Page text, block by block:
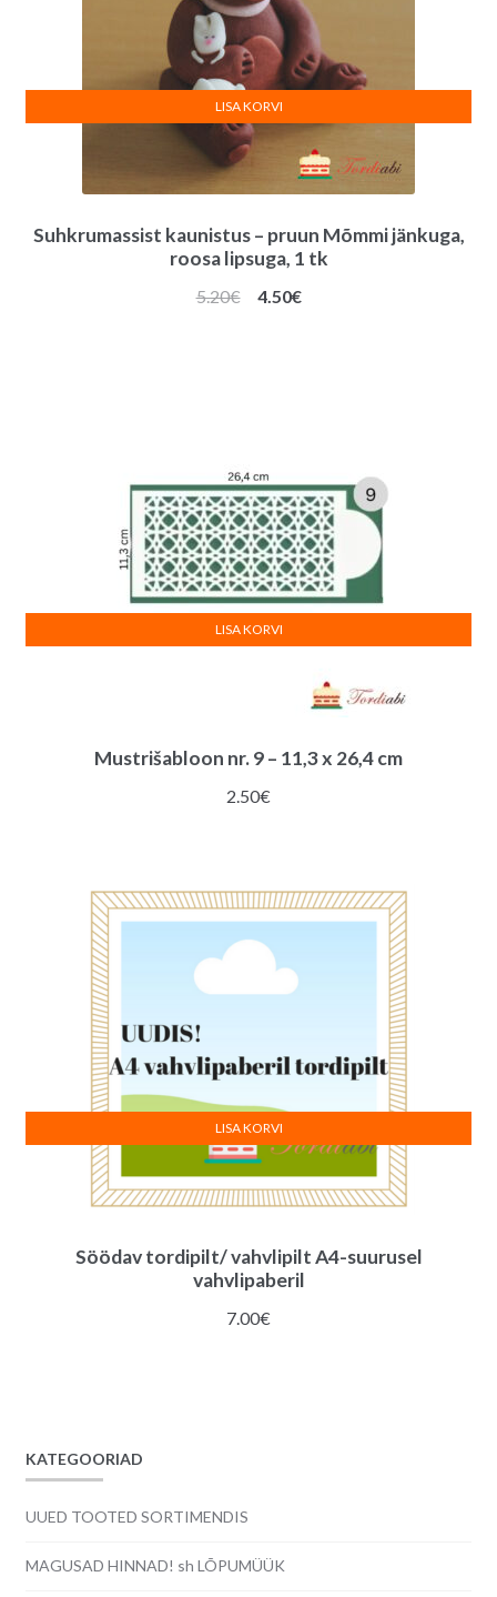
Suhkrumassist kaunistus – pruun Mõmmi jänkuga,
roosa lipsuga, 1 tk
5.20€
Algne
4.50€Praegune
LISA KORVI
Mustrišabloon nr. 9 – 11,3 x 26,4 cm
2.50€
LISA KORVI
Söödav tordipilt/ vahvlipilt A4-suurusel
vahvlipaberil
7.00€
LISA KORVI
KATEGOORIAD
UUED TOOTED SORTIMENDIS
MAGUSAD HINNAD! sh LÕPUMÜÜK